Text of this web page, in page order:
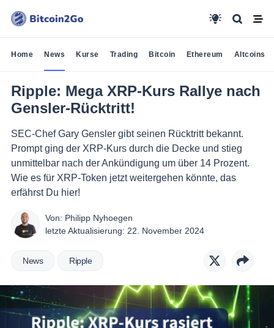
Home News Kurse Trading Bitcoin Ethereum Altcoins
Ripple: Mega XRP-Kurs Rallye nach
Gensler-Rücktritt!
SEC-Chef Gary Gensler gibt seinen Rücktritt bekannt.
Prompt ging der XRP-Kurs durch die Decke und stieg
unmittelbar nach der Ankündigung um über 14 Prozent.
Wie es für XRP-Token jetzt weitergehen könnte, das
erfährst Du hier!
Von: Philipp Nyhoegen
letzte Aktualisierung: 22. November 2024
News Ripple